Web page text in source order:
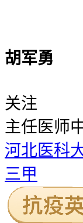
胡军勇
关注
主任医师
河北医科
三甲